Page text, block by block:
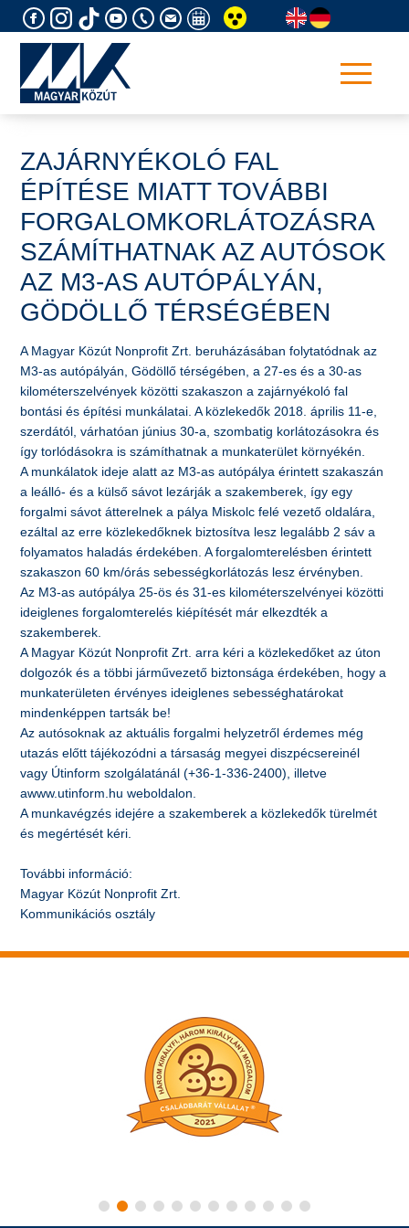
to
ZAJÁRNYÉKOLÓ FAL
ÉPÍTÉSE MIATT TOVÁBBI
FORGALOMKORLÁTOZÁSRA
SZÁMÍTHATNAK AZ AUTÓSOK
AZ M3-AS AUTÓPÁLYÁN,
GÖDÖLLŐ TÉRSÉGÉBEN
A Magyar Közút Nonprofit Zrt. beruházásában folytatódnak az
M3-as autópályán, Gödöllő térségében, a 27-es és a 30-as
kilométerszelvények közötti szakaszon a zajárnyékoló fal
bontási és építési munkálatai. A közlekedők 2018. április 11-e,
szerdától, várhatóan június 30-a, szombatig korlátozásokra és
így torlódásokra is számíthatnak a munkaterület környékén.
A munkálatok ideje alatt az M3-as autópálya érintett szakaszán
a leálló- és a külső sávot lezárják a szakemberek, így egy
forgalmi sávot átterelnek a pálya Miskolc felé vezető oldalára,
ezáltal az erre közlekedőknek biztosítva lesz legalább 2 sáv a
folyamatos haladás érdekében. A forgalomterelésben érintett
szakaszon 60 km/órás sebességkorlátozás lesz érvényben.
Az M3-as autópálya 25-ös és 31-es kilométerszelvényei közötti
ideiglenes forgalomterelés kiépítését már elkezdték a
szakemberek.
A Magyar Közút Nonprofit Zrt. arra kéri a közlekedőket az úton
dolgozók és a többi járművezető biztonsága érdekében, hogy a
munkaterületen érvényes ideiglenes sebességhatárokat
mindenképpen tartsák be!
Az autósoknak az aktuális forgalmi helyzetről érdemes még
utazás előtt tájékozódni a társaság megyei diszpécsereinél
vagy Útinform szolgálatánál (+36-1-336-2400), illetve
awww.utinform.hu weboldalon.
A munkavégzés idejére a szakemberek a közlekedők türelmét
és megértését kéri.
További információ:
Magyar Közút Nonprofit Zrt.
Kommunikációs osztály